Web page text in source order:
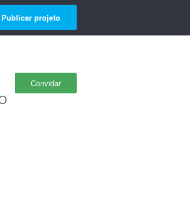
Publicar projeto
Convidar